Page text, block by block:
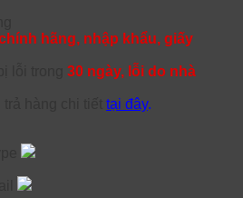
hãng, nhập khẩu, giấy
30 ngày, lỗi do nhà
tại đây.